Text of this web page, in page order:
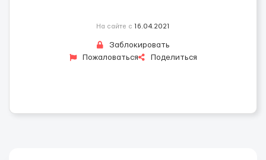
На сайте с 16.04.2021
Заблокировать
Пожаловаться
Поделиться